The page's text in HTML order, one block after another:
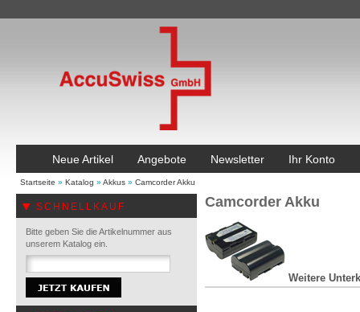
Neue Artikel Angebote Newsletter Ihr Konto
Startseite » Katalog » Akkus » Camcorder Akku
SCHNELLKAUF
Bitte geben Sie die Artikelnummer aus
unserem Katalog ein.
Camcorder Akku
Weitere